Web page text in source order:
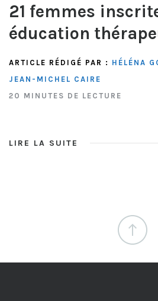
21 femmes
éducation
ARTICLE RÉDIGÉ PAR : HÉLÉNA
JEAN-MICHEL CAIRE
20 MINUTES DE LECTURE
LIRE LA SUITE